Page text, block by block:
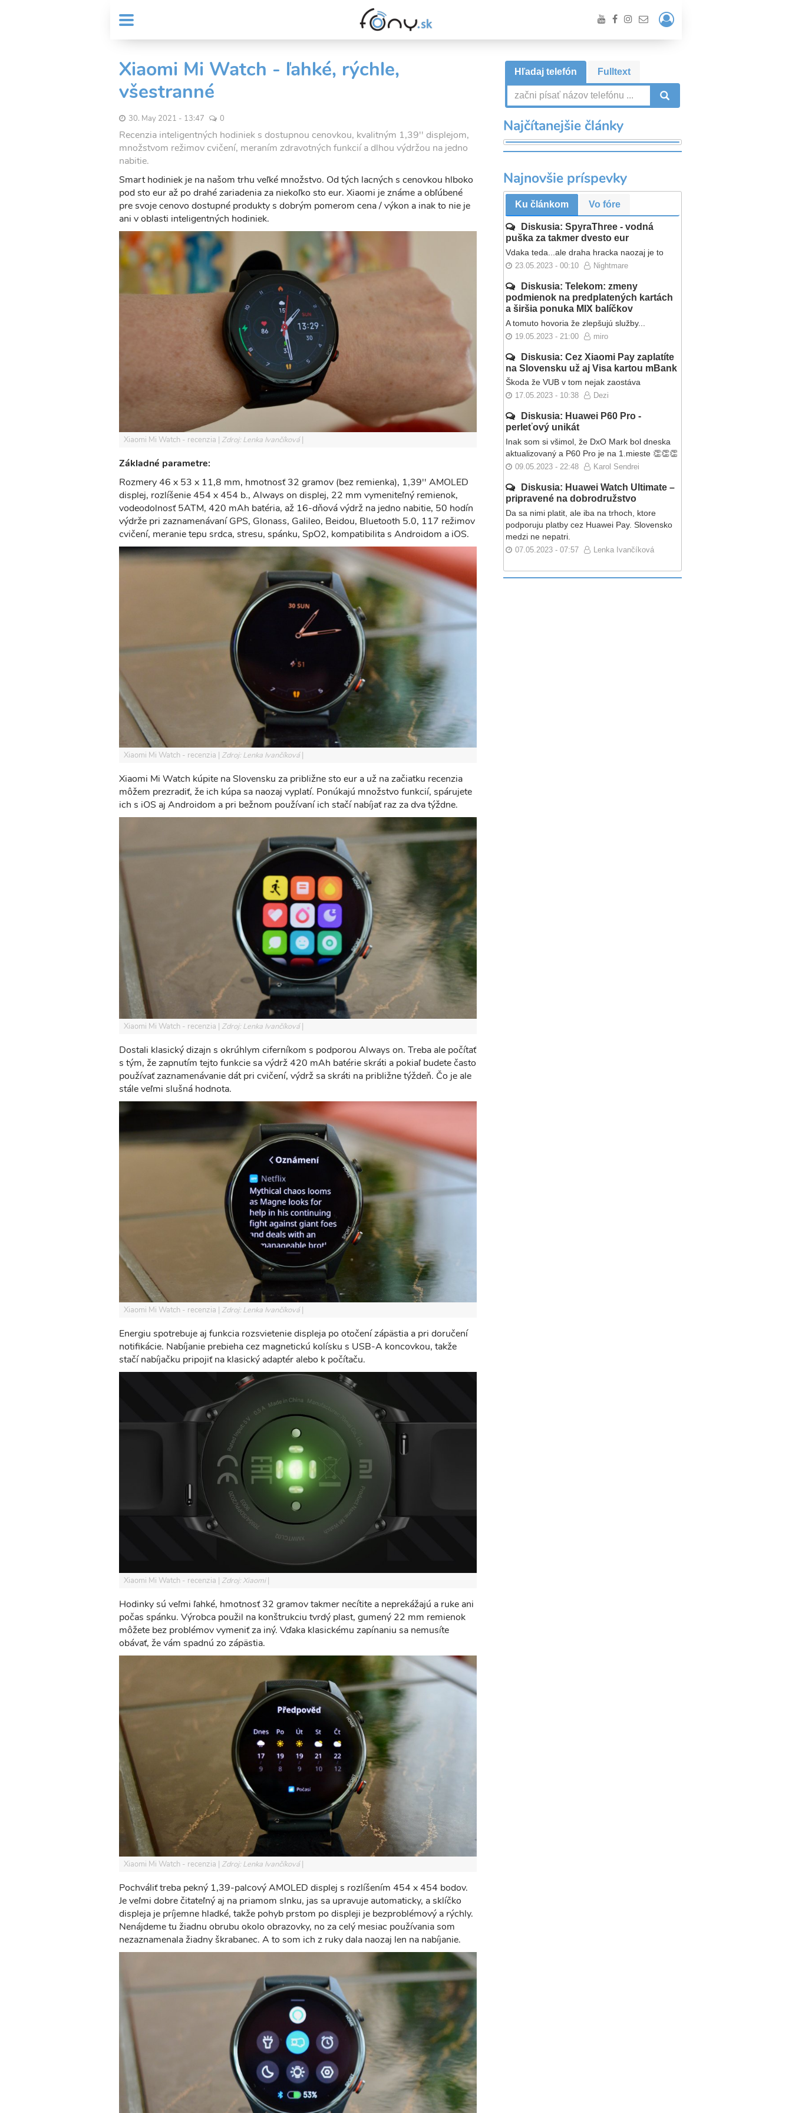
MENU
Header
menu
User
account
Prihlásiť
/
Registrácia
Xiaomi Mi Watch - ľahké, rýchle,
všestranné
30. May 2021 - 13:47 0
Recenzia inteligentných hodiniek s dostupnou cenovkou, kvalitným 1,39'' displejom,
množstvom režimov cvičení, meraním zdravotných funkcií a dlhou výdržou na jedno
nabitie.
Smart hodiniek je na našom trhu veľké množstvo. Od tých lacných s cenovkou hlboko
pod sto eur až po drahé zariadenia za niekoľko sto eur. Xiaomi je známe a obľúbené
pre svoje cenovo dostupné produkty s dobrým pomerom cena / výkon a inak to nie je
ani v oblasti inteligentných hodiniek.
Xiaomi Mi Watch - recenzia Zdroj: Lenka Ivančíková
Základné parametre:
Rozmery 46 x 53 x 11,8 mm, hmotnosť 32 gramov (bez remienka), 1,39'' AMOLED
displej, rozlíšenie 454 x 454 b., Always on displej, 22 mm vymeniteľný remienok,
vodeodolnosť 5ATM, 420 mAh batéria, až 16-dňová výdrž na jedno nabitie, 50 hodín
výdrže pri zaznamenávaní GPS, Glonass, Galileo, Beidou, Bluetooth 5.0, 117 režimov
cvičení, meranie tepu srdca, stresu, spánku, SpO2, kompatibilita s Androidom a iOS.
Xiaomi Mi Watch - recenzia Zdroj: Lenka Ivančíková
Xiaomi Mi Watch kúpite na Slovensku za približne sto eur a už na začiatku recenzia
môžem prezradiť, že ich kúpa sa naozaj vyplatí. Ponúkajú množstvo funkcií, spárujete
ich s iOS aj Androidom a pri bežnom používaní ich stačí nabíjať raz za dva týždne.
Xiaomi Mi Watch - recenzia Zdroj: Lenka Ivančíková
Dostali klasický dizajn s okrúhlym ciferníkom s podporou Always on. Treba ale počítať
s tým, že zapnutím tejto funkcie sa výdrž 420 mAh batérie skráti a pokiaľ budete často
používať zaznamenávanie dát pri cvičení, výdrž sa skráti na približne týždeň. Čo je ale
stále veľmi slušná hodnota.
Xiaomi Mi Watch - recenzia Zdroj: Lenka Ivančíková
Energiu spotrebuje aj funkcia rozsvietenie displeja po otočení zápästia a pri doručení
notifikácie. Nabíjanie prebieha cez magnetickú kolísku s USB-A koncovkou, takže
stačí nabíjačku pripojiť na klasický adaptér alebo k počítaču.
Xiaomi Mi Watch - recenzia Zdroj: Xiaomi
Hodinky sú veľmi ľahké, hmotnosť 32 gramov takmer necítite a neprekážajú a ruke ani
počas spánku. Výrobca použil na konštrukciu tvrdý plast, gumený 22 mm remienok
môžete bez problémov vymeniť za iný. Vďaka klasickému zapínaniu sa nemusíte
obávať, že vám spadnú zo zápästia.
Xiaomi Mi Watch - recenzia Zdroj: Lenka Ivančíková
Pochváliť treba pekný 1,39-palcový AMOLED displej s rozlíšením 454 x 454 bodov.
Je veľmi dobre čitateľný aj na priamom slnku, jas sa upravuje automaticky, a sklíčko
displeja je príjemne hladké, takže pohyb prstom po displeji je bezproblémový a rýchly.
Nenájdeme tu žiadnu obrubu okolo obrazovky, no za celý mesiac používania som
nezaznamenala žiadny škrabanec. A to som ich z ruky dala naozaj len na nabíjanie.
Hľadaj telefón Fulltext
Najčítanejšie články
Najnovšie príspevky
Ku článkom Vo fóre
Diskusia: SpyraThree - vodná
puška za takmer dvesto eur
Vdaka teda...ale draha hracka naozaj je to
23.05.2023 - 00:10 Nightmare
Diskusia: Telekom: zmeny
podmienok na predplatených kartách
a širšia ponuka MIX balíčkov
A tomuto hovoria že zlepšujú služby...
19.05.2023 - 21:00 miro
Diskusia: Cez Xiaomi Pay zaplatíte
na Slovensku už aj Visa kartou mBank
Škoda že VUB v tom nejak zaostáva
17.05.2023 - 10:38 Dezi
Diskusia: Huawei P60 Pro -
perleťový unikát
Inak som si všimol, že DxO Mark bol dneska
aktualizovaný a P60 Pro je na 1.mieste 👏👏👏
09.05.2023 - 22:48 Karol Sendrei
Diskusia: Huawei Watch Ultimate –
pripravené na dobrodružstvo
Da sa nimi platit, ale iba na trhoch, ktore
podporuju platby cez Huawei Pay. Slovensko
medzi ne nepatri.
07.05.2023 - 07:57 Lenka Ivančíková